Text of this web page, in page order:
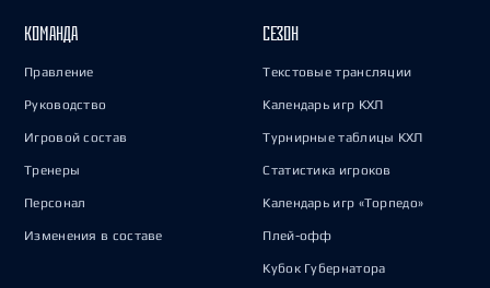
КОМАНДА
Правление
Руководство
Игровой состав
Тренеры
Персонал
Изменения в составе
СЕЗОН
Текстовые трансляции
Календарь игр КХЛ
Турнирные таблицы КХЛ
Статистика игроков
Календарь игр «Торпедо»
Плей-офф
Кубок Губернатора